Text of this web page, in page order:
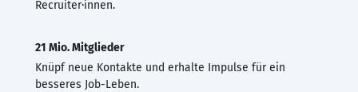
Recruiter·innen.
21 Mio. Mitglieder
Knüpf neue Kontakte und erhalte Impulse für ein
besseres Job-Leben.